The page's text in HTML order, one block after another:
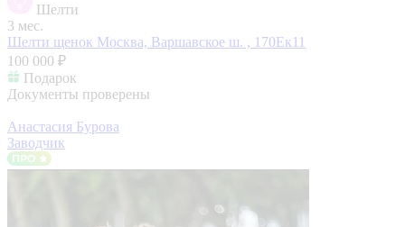
Шелти
3 мес.
Шелти щенок Москва, Варшавское ш. , 170Ек11
100 000 ₽
Подарок
Документы проверены
Анастасия Бурова
Заводчик